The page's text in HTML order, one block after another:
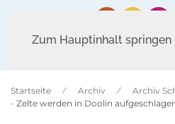
Zum Hauptinhalt springen
Startseite Archiv Archiv
- Zelte werden in Doolin